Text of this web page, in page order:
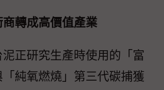
轉成高價值產業
正研究生產時使用的「富
純氧燃燒」第三代碳捕獲